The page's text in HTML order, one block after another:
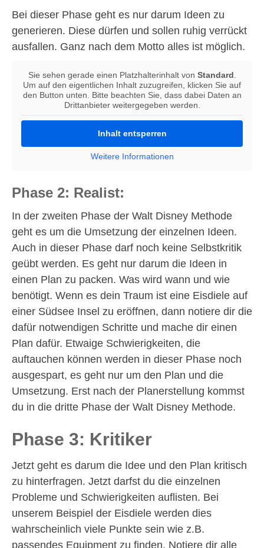
Bei dieser Phase geht es nur darum Ideen zu
generieren. Diese dürfen und sollen ruhig verrückt
ausfallen. Ganz nach dem Motto alles ist möglich.
Sie sehen gerade einen Platzhalterinhalt von Standard
Um auf den eigentlichen Inhalt zuzugreifen, klicken Sie auf
den Button unten. Bitte beachten Sie, dass dabei Daten an
Drittanbieter weitergegeben werden.
Inhalt entsperren
Weitere Informationen
Phase 2: Realist:
In der zweiten Phase der Walt Disney Methode
geht es um die Umsetzung der einzelnen Ideen.
Auch in dieser Phase darf noch keine Selbstkritik
geübt werden. Es geht nur darum die Ideen in
einen Plan zu packen. Was wird wann und wie
benötigt. Wenn es dein Traum ist eine Eisdiele auf
einer Südsee Insel zu eröffnen, dann notiere dir die
dafür notwendigen Schritte und mache dir einen
Plan dafür. Etwaige Schwierigkeiten, die
auftauchen können werden in dieser Phase noch
ausgespart, es geht nur um den Plan und die
Umsetzung. Erst nach der Planerstellung kommst
du in die dritte Phase der Walt Disney Methode.
Phase 3: Kritiker
Jetzt geht es darum die Idee und den Plan kritisch
zu hinterfragen. Jetzt darfst du die einzelnen
Probleme und Schwierigkeiten auflisten. Bei
unserem Beispiel der Eisdiele werden dies
wahrscheinlich viele Punkte sein wie z.B.
passendes Equipment zu finden. Notiere dir alle